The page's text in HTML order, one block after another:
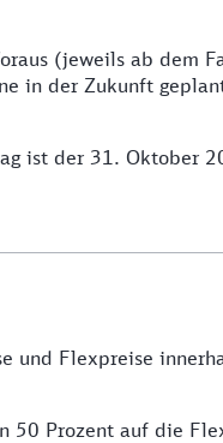
(jeweils ab dem
in der Zukunft
ist der 31. Oktober
und Flexpreise
50 Prozent auf die